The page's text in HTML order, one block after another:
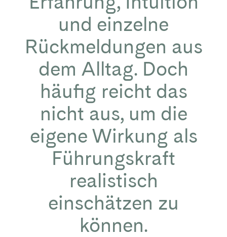
und einzelne
Rückmeldungen aus
dem Alltag. Doch
häufig reicht das
nicht aus, um die
eigene Wirkung als
Führungskraft
realistisch
einschätzen zu
können.